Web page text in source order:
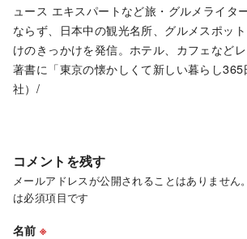
ュース エキスパートなど旅・グルメライタ
ならず、日本中の観光名所、グルメスポッ
けのきっかけを発信。ホテル、カフェなどレ
著書に「東京の懐かしくて新しい暮らし365
社）/
コメントを残す
メールアドレスが公開されることはありません。
は必須項目です
名前※